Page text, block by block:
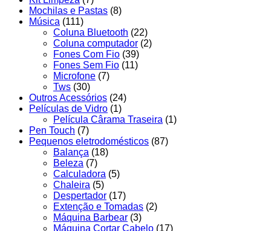
Mochilas e Pastas (8)
Música (111)
Coluna Bluetooth (22)
Coluna computador (2)
Fones Com Fio (39)
Fones Sem Fio (11)
Microfone (7)
Tws (30)
Outros Acessórios (24)
Películas de Vidro (1)
Película Cârama Traseira (1)
Pen Touch (7)
Pequenos eletrodomésticos (87)
Balança (18)
Beleza (7)
Calculadora (5)
Chaleira (5)
Despertador (17)
Extenção e Tomadas (2)
Máquina Barbear (3)
Máquina Cortar Cabelo (17)